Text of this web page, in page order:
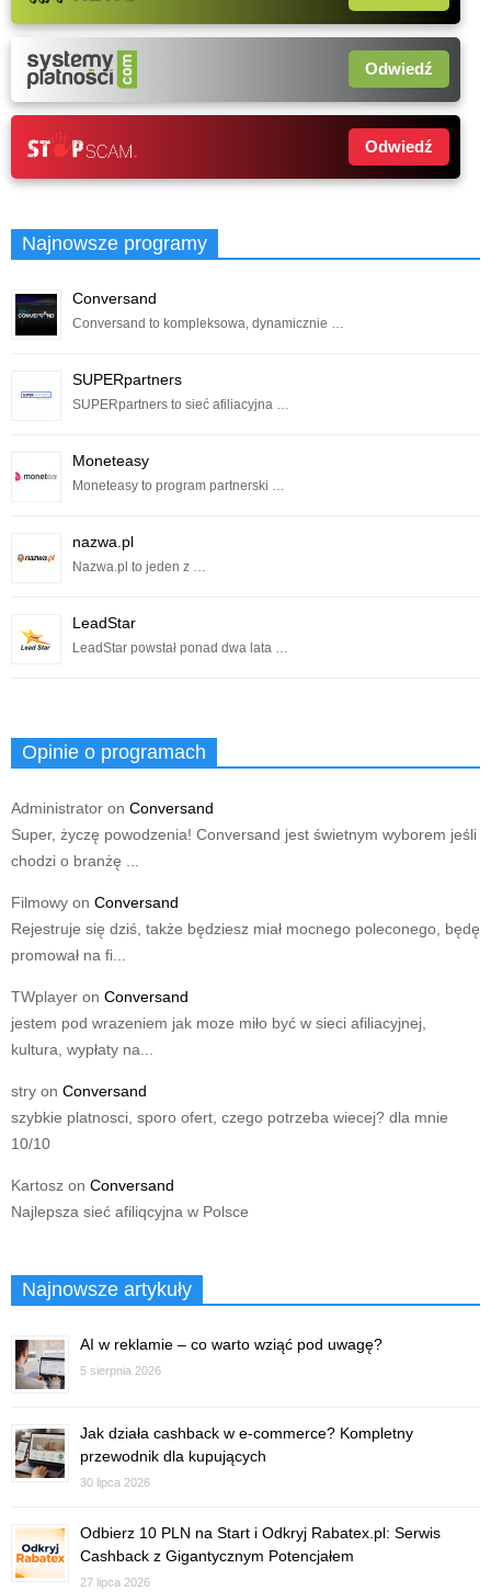
Odwiedź
Odwiedź
Najnowsze programy
Conversand
Conversand to kompleksowa, dynamicznie …
SUPERpartners
SUPERpartners to sieć afiliacyjna …
Moneteasy
Moneteasy to program partnerski …
nazwa.pl
Nazwa.pl to jeden z …
LeadStar
LeadStar powstał ponad dwa lata …
Opinie o programach
Administrator on Conversand
Super, życzę powodzenia! Conversand jest świetnym wyborem jeśli
chodzi o branżę ...
Filmowy on Conversand
Rejestruje się dziś, także będziesz miał mocnego poleconego, będę
promował na fi...
TWplayer on Conversand
jestem pod wrazeniem jak moze miło być w sieci afiliacyjnej,
kultura, wypłaty na...
stry on Conversand
szybkie platnosci, sporo ofert, czego potrzeba wiecej? dla mnie
10/10
Kartosz on Conversand
Najlepsza sieć afiliqcyjna w Polsce
Najnowsze artykuły
AI w reklamie – co warto wziąć pod uwagę?
5 sierpnia 2026
Jak działa cashback w e-commerce? Kompletny
przewodnik dla kupujących
30 lipca 2026
Odbierz 10 PLN na Start i Odkryj Rabatex.pl: Serwis
Cashback z Gigantycznym Potencjałem
27 lipca 2026